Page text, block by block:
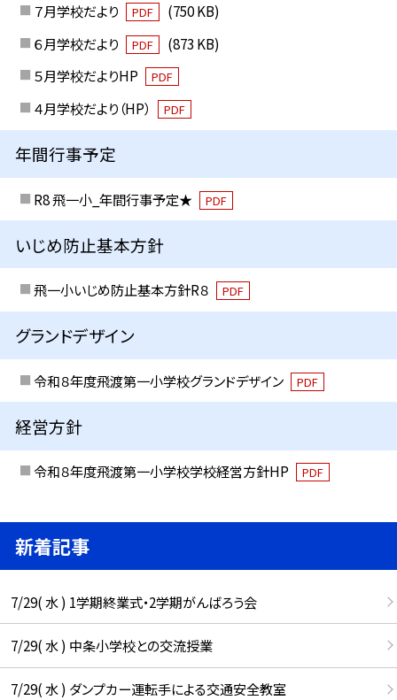
７月学校だより PDF
(750 KB)
６月学校だより
PDF
(873 KB)
５月学校だよりHP
PDF
４月学校だより（HP） PDF
年間行事予定
R8 飛一小_年間行事予定★ PDF
いじめ防止基本方針
飛一小いじめ防止基本方針R８ PDF
グランドデザイン
令和８年度飛渡第一小学校グランドデザイン PDF
経営方針
令和８年度飛渡第一小学校学校経営方針HP PDF
新着記事
7/29( 水 ) 1学期終業式・2学期がんばろう会
7/29( 水 ) 中条小学校との交流授業
7/29( 水 ) ダンプカー運転手による交通安全教室